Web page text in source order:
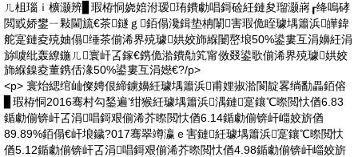
ㄦ柤瑙ｉ櫎灏辨▊瑕栫恫娆婄泭瑷珛鐨勮唱鎶硷紝鏈夋瑠灏嶈┎绛嗚硣
閲戜娇鐢ㄧ敤閫旈€茶鐩ｇ銆傝瀺鍓垫柟闈害瑕佹眰璩堣簫浜皣鍏
舵寔鏈夌殑妯傝缍茶偂浠界殑璩娂姣斾緥闄嶅埌50%鍙婁互涓嬶紝涓
旀噳纰轰繚鍦ㄦ寰屽叾鎵€鎸佹湁鐨勪笂甯傚叕鍙歌偂浠界殑璩娂姣
斾緥鎳夌董鎸佸湪50%鍙婁互涓嬨€?/p>
<p> 寰炲緦绾屾儏娉佷締鐪嬶紝璩堣簫浜甫娌掓湁閬靛畧绱勫畾銆傛
▊瑕栫恫2016骞村勾鍫遍’绀猴紝璩堣簫浜湡鏈寔鑲℃暩閲忕偤6.83
鍎勮偂锛屽叾涓唱鎶艰偂浠芥暩閲忕偤6.14鍎勮偂锛屽崰姣旂偤
89.89%銆傝€屽埌鐬?017骞翠竴瀛ｅ害鏈紝璩堣簫浜寔鑲℃暩閲忕
偤5.12鍎勮偂锛屽叾涓唱鎶艰偂浠芥暩閲忕偤4.98鍎勮偂锛屽崰姣旂